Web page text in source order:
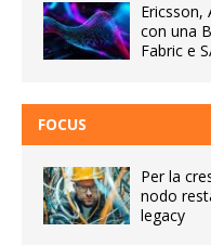
Ericsson,
con una
Fabric e
FOCUS
Per la
nodo
legacy